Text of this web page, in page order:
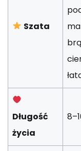
Szata
Długość
życia